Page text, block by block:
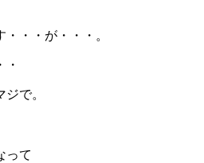
・・が・・・。
・
で。
って